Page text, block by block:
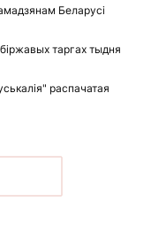
Беларусі
таргах тыдня
распачатая